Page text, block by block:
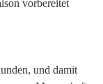
vorbereitet
und damit